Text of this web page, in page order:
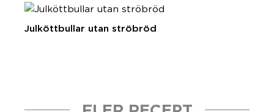
Julköttbullar utan ströbröd